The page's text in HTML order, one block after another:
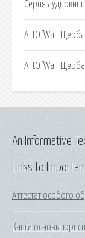
Серия
ArtOfWar.
ArtOfWar.
Links to
Аттестат особого
Книга основы
An Informative